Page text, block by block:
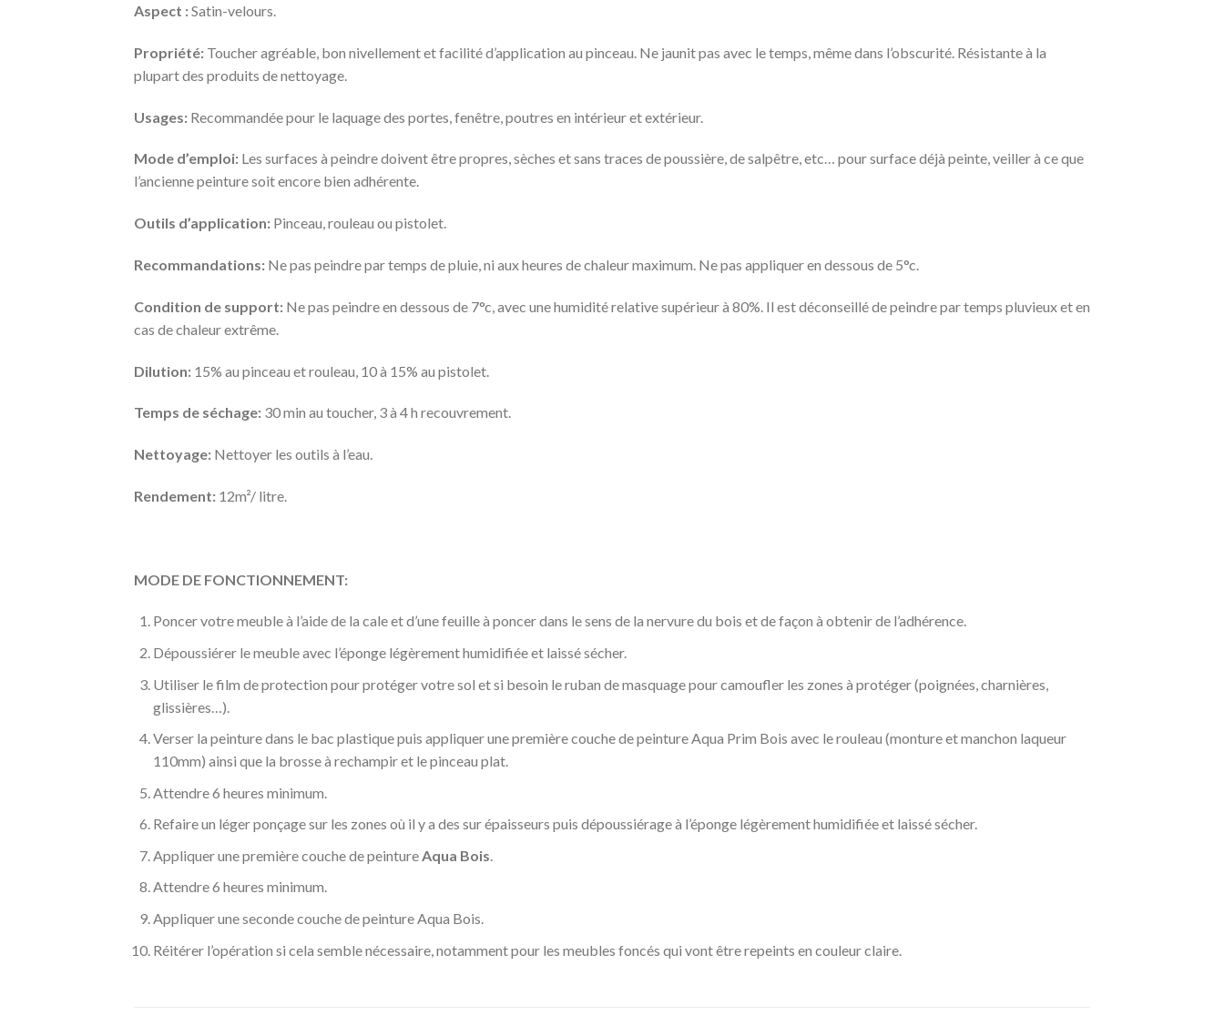
Aspect :Satin-velours.
Propriété: Toucher agréable, bon nivellement et facilité d’application au pinceau. Ne jaunit pas avec le temps, même dans l’obscurité. Résistante à la
plupart des produits de nettoyage.
Usages: Recommandée pour le laquage des portes, fenêtre, poutres en intérieur et extérieur.
Mode d’emploi: Les surfaces à peindre doivent être propres, sèches et sans traces de poussière, de salpêtre, etc… pour surface déjà peinte, veiller à ce que
l’ancienne peinture soit encore bien adhérente.
Outils d’application: Pinceau, rouleau ou pistolet.
Recommandations: Ne pas peindre par temps de pluie, ni aux heures de chaleur maximum. Ne pas appliquer en dessous de 5°c.
Condition de support: Ne pas peindre en dessous de 7°c, avec une humidité relative supérieur à 80%. Il est déconseillé de peindre par temps pluvieux et en
cas de chaleur extrême.
Dilution: 15% au pinceau et rouleau, 10 à 15% au pistolet.
Temps de séchage: 30 min au toucher, 3 à 4 h recouvrement.
Nettoyage: Nettoyer les outils à l’eau.
Rendement: 12m²/ litre.
MODE DE FONCTIONNEMENT:
Poncer votre meuble à l’aide de la cale et d’une feuille à poncer dans le sens de la nervure du bois et de façon à obtenir de l’adhérence.
Dépoussiérer le meuble avec l’éponge légèrement humidifiée et laissé sécher.
Utiliser le film de protection pour protéger votre sol et si besoin le ruban de masquage pour camoufler les zones à protéger (poignées, charnières,
glissières…).
Verser la peinture dans le bac plastique puis appliquer une première couche de peinture Aqua Prim Bois avec le rouleau (monture et manchon laqueur
110mm) ainsi que la brosse à rechampir et le pinceau plat.
Attendre 6 heures minimum.
Refaire un léger ponçage sur les zones où il y a des sur épaisseurs puis dépoussiérage à l’éponge légèrement humidifiée et laissé sécher.
Appliquer une première couche de peintureAqua Bois.
Attendre 6 heures minimum.
Appliquer une seconde couche de peinture Aqua Bois.
Réitérer l’opération si cela semble nécessaire, notamment pour les meubles foncés qui vont être repeints en couleur claire.